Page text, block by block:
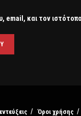
email, και τον
Όροι χρήσης